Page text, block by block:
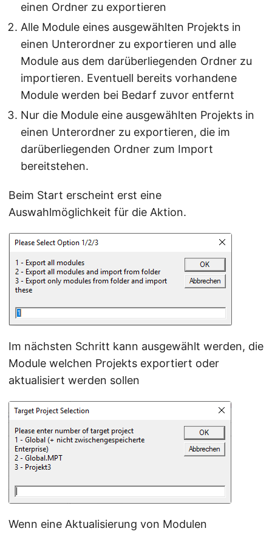
einen Ordner zu exportieren
Alle Module eines ausgewählten Projekts in
einen Unterordner zu exportieren und alle
Module aus dem darüberliegenden Ordner zu
importieren. Eventuell bereits vorhandene
Module werden bei Bedarf zuvor entfernt
Nur die Module eine ausgewählten Projekts in
einen Unterordner zu exportieren, die im
darüberliegenden Ordner zum Import
bereitstehen.
Beim Start erscheint erst eine
Auswahlmöglichkeit für die Aktion.
Im nächsten Schritt kann ausgewählt werden, die
Module welchen Projekts exportiert oder
aktualisiert werden sollen
Wenn eine Aktualisierung von Modulen